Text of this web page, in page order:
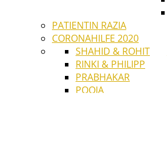
PATIENTIN RAZIA
CORONAHILFE 2020
SHAHID & ROHIT
RINKI & PHILIPP
PRABHAKAR
POOJA